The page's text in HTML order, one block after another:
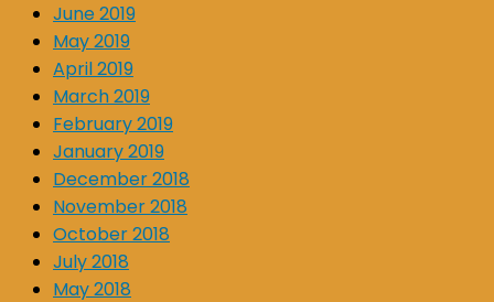
June 2019
May 2019
April 2019
March 2019
February 2019
January 2019
December 2018
November 2018
October 2018
July 2018
May 2018